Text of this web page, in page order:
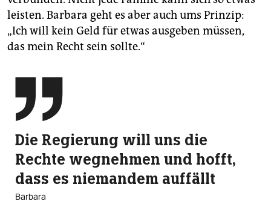
leisten. Barbara geht es aber auch ums Prinzip:
„Ich will kein Geld für etwas ausgeben müssen,
das mein Recht sein sollte.“

Die Regierung will uns die
Rechte wegnehmen und hofft,
dass es niemandem auffällt
Barbara